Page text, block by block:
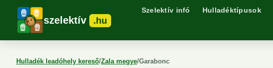
szelektív .hu
Szelektív infó Hulladéktípusok
Hulladék leadóhely kereső/Zala megye/Garabonc